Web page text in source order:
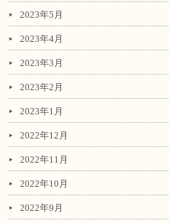
2023年5月
2023年4月
2023年3月
2023年2月
2023年1月
2022年12月
2022年11月
2022年10月
2022年9月